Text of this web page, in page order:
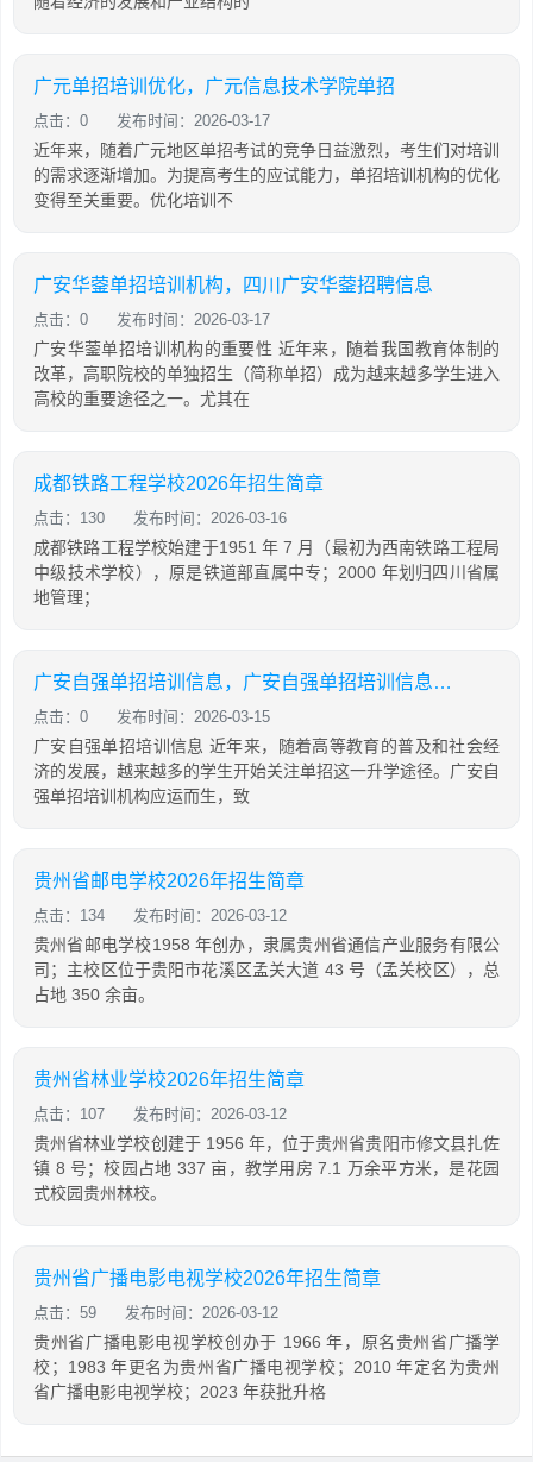
广元单招培训优化，广元信息技术学院单招
点击：0 发布时间：2026-03-17
近年来，随着广元地区单招考试的竞争日益激烈，考生们对培训
的需求逐渐增加。为提高考生的应试能力，单招培训机构的优化
变得至关重要。优化培训不
广安华蓥单招培训机构，四川广安华蓥招聘信息
点击：0 发布时间：2026-03-17
广安华蓥单招培训机构的重要性 近年来，随着我国教育体制的
改革，高职院校的单独招生（简称单招）成为越来越多学生进入
高校的重要途径之一。尤其在
成都铁路工程学校2026年招生简章
点击：130 发布时间：2026-03-16
成都铁路工程学校始建于1951 年 7 月（最初为西南铁路工程局
中级技术学校），原是铁道部直属中专；2000 年划归四川省属
地管理；
广安自强单招培训信息，广安自强单招培训信息查询
点击：0 发布时间：2026-03-15
广安自强单招培训信息 近年来，随着高等教育的普及和社会经
济的发展，越来越多的学生开始关注单招这一升学途径。广安自
强单招培训机构应运而生，致
贵州省邮电学校2026年招生简章
点击：134 发布时间：2026-03-12
贵州省邮电学校1958 年创办，隶属贵州省通信产业服务有限公
司；主校区位于贵阳市花溪区孟关大道 43 号（孟关校区），总
占地 350 余亩。
贵州省林业学校2026年招生简章
点击：107 发布时间：2026-03-12
贵州省林业学校创建于 1956 年，位于贵州省贵阳市修文县扎佐
镇 8 号；校园占地 337 亩，教学用房 7.1 万余平方米，是花园
式校园贵州林校。
贵州省广播电影电视学校2026年招生简章
点击：59 发布时间：2026-03-12
贵州省广播电影电视学校创办于 1966 年，原名贵州省广播学
校；1983 年更名为贵州省广播电视学校；2010 年定名为贵州
省广播电影电视学校；2023 年获批升格